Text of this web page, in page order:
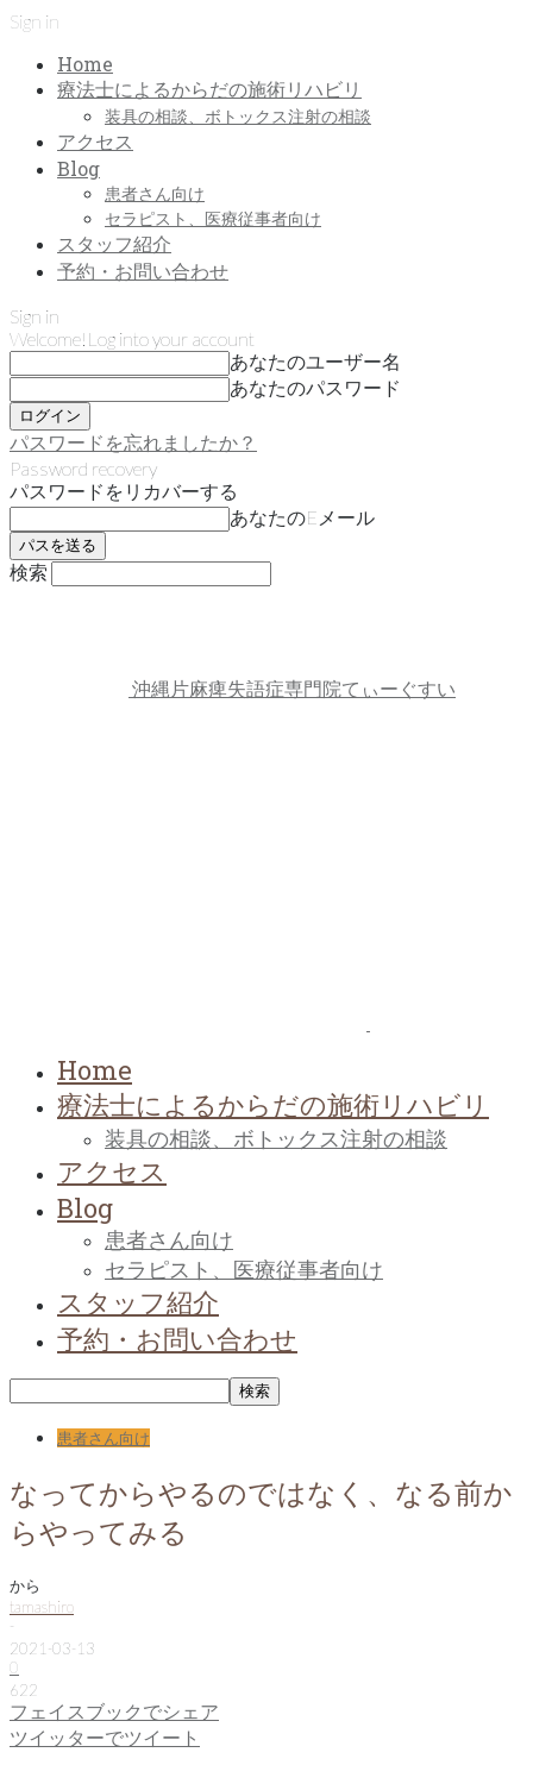
Sign in
Home
療法士によるからだの施術リハビリ
装具の相談、ボトックス注射の相談
アクセス
Blog
患者さん向け
セラピスト、医療従事者向け
スタッフ紹介
予約・お問い合わせ
Sign in
Welcome! Log into your account
あなたのユーザー名
あなたのパスワード
パスワードを忘れましたか？
Password recovery
パスワードをリカバーする
あなたのEメール
検索
沖縄片麻痺失語症専門院てぃーぐすい
Home
療法士によるからだの施術リハビリ
装具の相談、ボトックス注射の相談
アクセス
Blog
患者さん向け
セラピスト、医療従事者向け
スタッフ紹介
予約・お問い合わせ
患者さん向け
なってからやるのではなく、なる前か
らやってみる
から
tamashiro
-
2021-03-13
0
622
フェイスブックでシェア
ツイッターでツイート